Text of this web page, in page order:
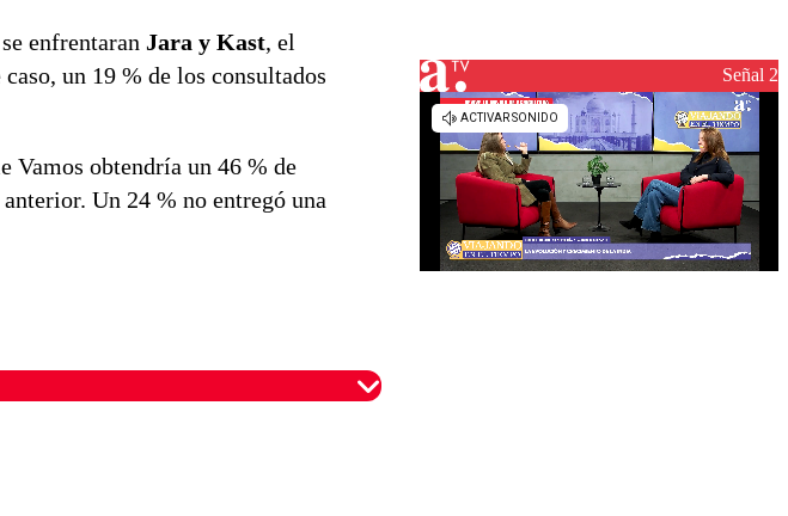
enfrentaran Jara y Kast, el
un 19 % de los consultados
Vamos obtendría un 46 % de
Un 24 % no entregó una
reconstrucciónSeñal 2